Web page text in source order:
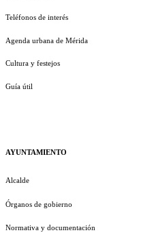
Teléfonos de interés
Agenda urbana de Mérida
Cultura y festejos
Guía útil
AYUNTAMIENTO
Alcalde
Órganos de gobierno
Normativa y documentación